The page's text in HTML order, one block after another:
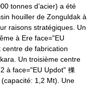
tonnes d’acier) a été
houiller de Zonguldak à
raisons stratégiques. Un
à Ere face="EU
de fabrication
Un troisième centre
à face="EU Updot" 裸
1,2 Mt). Une